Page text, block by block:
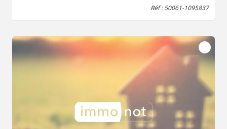
Réf : 50061-1095837